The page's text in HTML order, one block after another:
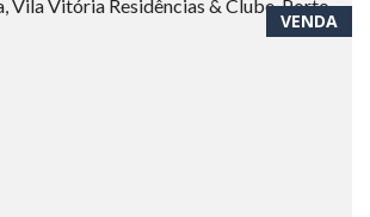
VENDA